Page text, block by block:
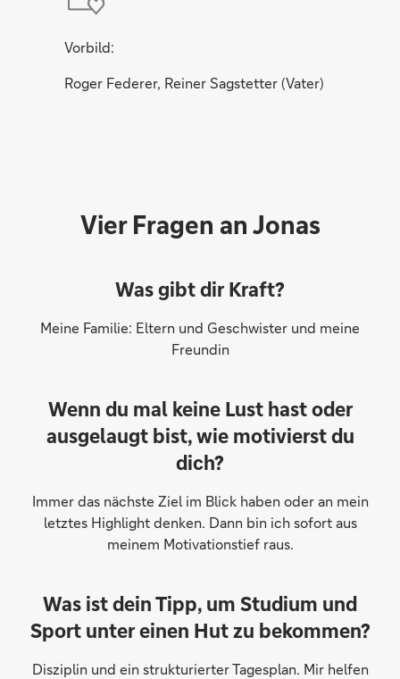
Vorbild:
Roger Federer, Reiner Sagstetter (Vater)
Vier Fragen an Jonas
Was gibt dir Kraft?
Meine Familie: Eltern und Geschwister und meine
Freundin
Wenn du mal keine Lust hast oder
ausgelaugt bist, wie motivierst du
dich?
Immer das nächste Ziel im Blick haben oder an mein
letztes Highlight denken. Dann bin ich sofort aus
meinem Motivationstief raus.
Was ist dein Tipp, um Studium und
Sport unter einen Hut zu bekommen?
Disziplin und ein strukturierter Tagesplan. Mir helfen